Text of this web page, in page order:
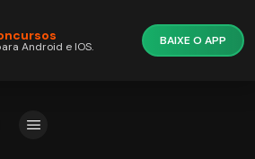
Android e IOS. BAIXE O APP